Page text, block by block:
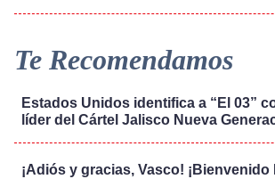
Te Recomendamos
Estados Unidos identifica a “El 03”
líder del Cártel Jalisco Nueva
¡Adiós y gracias, Vasco! ¡Bienvenido